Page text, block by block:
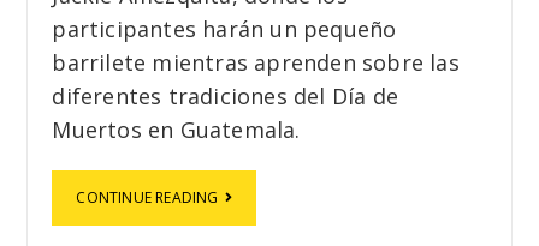
participantes harán un pequeño
barrilete mientras aprenden sobre las
diferentes tradiciones del Día de
Muertos en Guatemala.
CONTINUE READING